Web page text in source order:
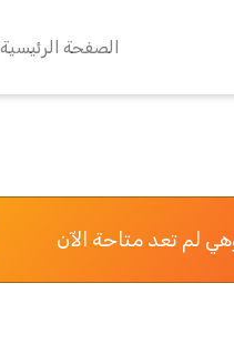
الصفحة الرئيسية
لم تعد متاحة الآن